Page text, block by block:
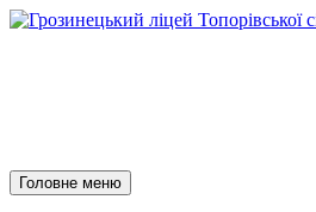
Пошук
Головне меню Перейти
до